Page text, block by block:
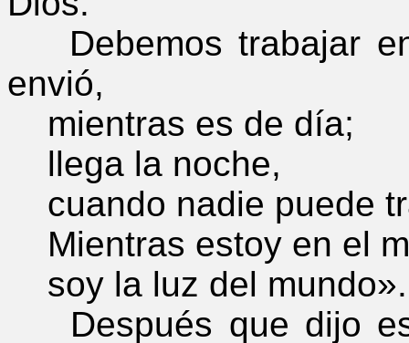
Debemos trabajar
envió,
mientras es de día;
llega la noche,
cuando nadie puede
Mientras estoy en el
soy la luz del mundo».
Después que dijo